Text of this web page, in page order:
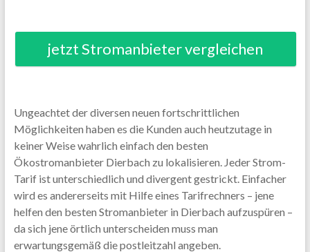
jetzt Stromanbieter vergleichen
Ungeachtet der diversen neuen fortschrittlichen
Möglichkeiten haben es die Kunden auch heutzutage in
keiner Weise wahrlich einfach den besten
Ökostromanbieter Dierbach zu lokalisieren. Jeder Strom-
Tarif ist unterschiedlich und divergent gestrickt. Einfacher
wird es andererseits mit Hilfe eines Tarifrechners – jene
helfen den besten Stromanbieter in Dierbach aufzuspüren –
da sich jene örtlich unterscheiden muss man
erwartungsgemäß die postleitzahl angeben.